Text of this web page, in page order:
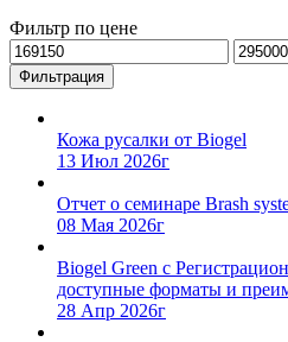
Фильтр по цене
Минимальная
цена
цена
Фильтрация
Кожа русалки от Biogel
13 Июл 2026г
Отчет о семинаре Brash
08 Мая 2026г
Biogel Green с
доступные форматы и
28 Апр 2026г